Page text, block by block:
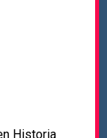
Historia